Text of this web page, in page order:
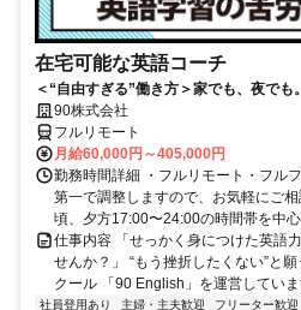
在宅可能な英語コーチ
＜“自由すぎる”働き方＞家でも、夜でも
90株式会社
フルリモート
月給60,000円～405,000円
勤務時間詳細 ・フルリモート・フル
第一で調整しますので、お気軽にご
頃、夕方17:00〜24:00の時間帯を中心
仕事内容 「せっかく身につけた英語
せんか？」 “もう挫折したくない”と
クール 「90 English」を運営していま
社員登用あり 主婦・主夫歓迎 フリーター歓迎